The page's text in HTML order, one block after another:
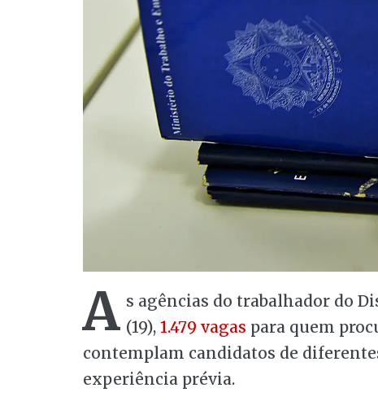
A s agências do trabalhador do
(19), 1.479 vagas para quem
contemplam candidatos de
experiência prévia.